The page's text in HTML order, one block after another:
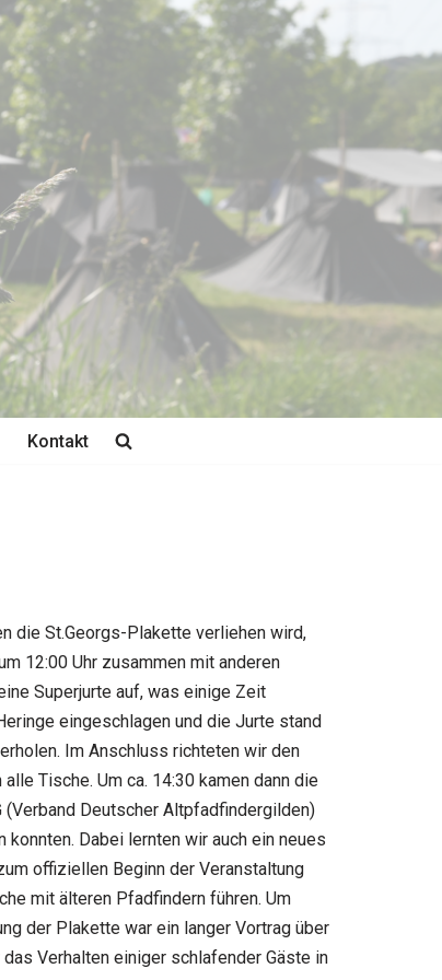
Kontakt
die St.Georgs-Plakette verliehen wird,
12:00 Uhr zusammen mit anderen
Superjurte auf, was einige Zeit
eingeschlagen und die Jurte stand
Im Anschluss richteten wir den
Tische. Um ca. 14:30 kamen dann die
(Verband Deutscher Altpfadfindergilden)
Dabei lernten wir auch ein neues
offiziellen Beginn der Veranstaltung
mit älteren Pfadfindern führen. Um
der Plakette war ein langer Vortrag über
Verhalten einiger schlafender Gäste in